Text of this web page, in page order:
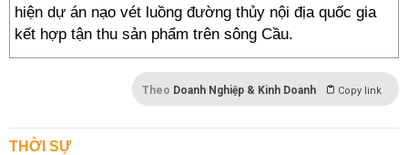
hiện dự án nạo vét luồng đường thủy nội địa quốc gia
kết hợp tận thu sản phẩm trên sông Cầu.
Theo Doanh Nghiệp & Kinh Doanh Copy link
THỜI SỰ